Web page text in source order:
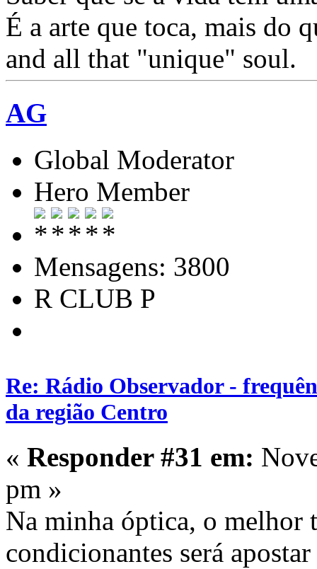
É a arte que toca, mais do
and all that "unique" soul.
AG
Global Moderator
Hero Member
Mensagens: 3800
R CLUB P
Re: Rádio Observador -
da região Centro
« Responder #31 em:
pm »
Na minha óptica, o melhor
condicionantes será